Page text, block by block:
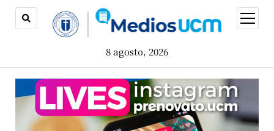
8 agosto, 2026
open
menu